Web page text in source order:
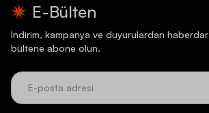
E-Bülten
İndirim, kampanya ve duyurulardan
bültene abone olun.